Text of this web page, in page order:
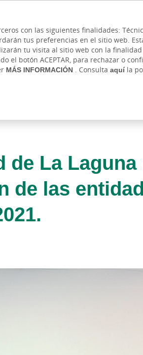
con las siguientes finalidades:
tus preferencias en el sitio web.
tu visita al sitio web con la
botón ACEPTAR, para rechazar o
MÁS INFORMACIÓN. Consulta aquíla
Y EMPRENDEDORES
La
de las